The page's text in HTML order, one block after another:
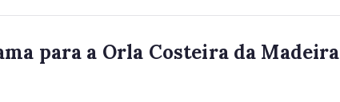
para a Orla Costeira da Madeira